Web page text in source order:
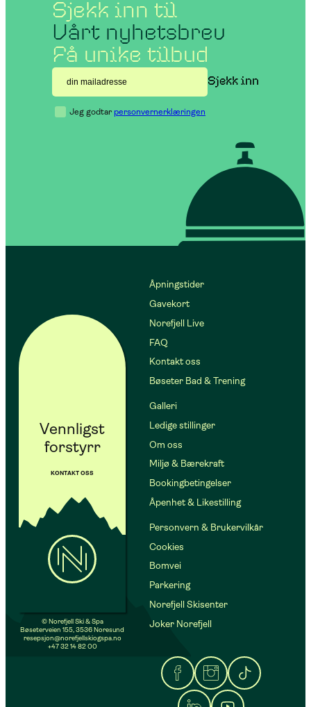
Sjekk inn til
Vårt nyhetsbrev
Få unike tilbud
Jeg godtar personvernerklæringen
Vennligst
forstyrr
KONTAKT OSS
© Norefjell Ski & Spa
Bøseterveien 155, 3536 Noresund
resepsjon@norefjellskiogspa.no
+47 32 14 82 00
Åpningstider
Gavekort
Norefjell Live
FAQ
Kontakt oss
Bøseter Bad & Trening
Galleri
Ledige stillinger
Om oss
Miljø & Bærekraft
Bookingbetingelser
Åpenhet & Likestilling
Personvern & Brukervilkår
Cookies
Bomvei
Parkering
Norefjell Skisenter
Joker Norefjell